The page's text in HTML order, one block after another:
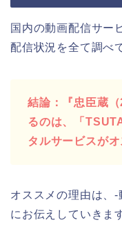
国内の動画配信サー
配信状況を全て調べ
結論：『忠臣蔵
るのは、「
タルサービスがオ
オススメの理由は、
にお伝えしていきま